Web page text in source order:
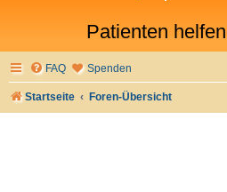
Patienten
FAQ Spenden
Startseite Foren-Übersicht